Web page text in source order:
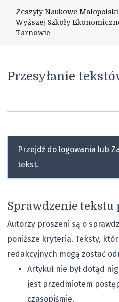
Zeszyty Naukowe
Wyższej Szkoły
Tarnowie
Przesyłanie
Przejdź do logowania lub
tekst.
Sprawdzenie tekstu
Autorzy proszeni są o
poniższe kryteria. Teksty,
redakcyjnych mogą zostać
Artykuł nie był dotąd
jest przedmiotem
czasopiśmie.